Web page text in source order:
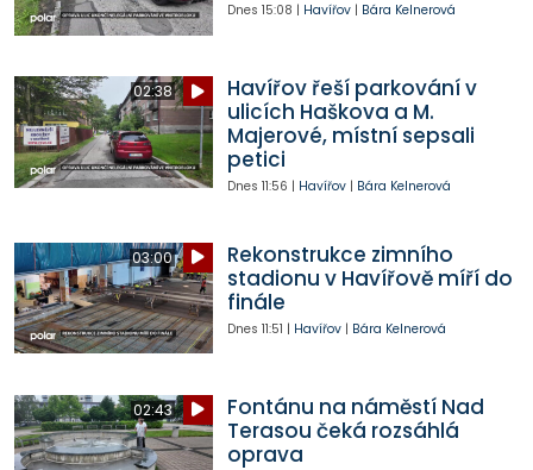
Dnes 15:08 | Havířov| Bára Kelnerová
02:38
Havířov řeší parkování v
ulicích Haškova a M.
Majerové, místní sepsali
petici
Dnes 11:56 | Havířov| Bára Kelnerová
03:00
Rekonstrukce zimního
stadionu v Havířově míří do
finále
Dnes 11:51 | Havířov| Bára Kelnerová
02:43
Fontánu na náměstí Nad
Terasou čeká rozsáhlá
oprava